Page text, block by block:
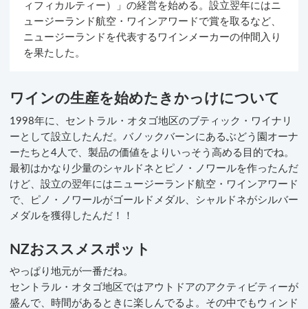
ィフィカルティー）」の経営を始める。設立翌年にはニ
ュージーランド航空・ワインアワードで賞を取るなど、
ニュージーランドを代表するワインメーカーの仲間入り
を果たした。
ワインの生産を始めたきかっけについて
1998年に、セントラル・オタゴ地区のブティック・ワイナリ
ーとして設立したんだ。バノックバーンにあるぶどう園オーナ
ーたちと4人で、製品の価値をよりいっそう高める目的でね。
最初はかなり少量のシャルドネとピノ・ノワールを作ったんだ
けど、設立の翌年にはニュージーランド航空・ワインアワード
で、ピノ・ノワールがゴールドメダル、シャルドネがシルバー
メダルを獲得したんだ！！
NZおススメスポット
やっぱり地元が一番だね。
セントラル・オタゴ地区ではアウトドアのアクティビティーが
盛んで、時間があるときに楽しんでるよ。その中でもウィンド